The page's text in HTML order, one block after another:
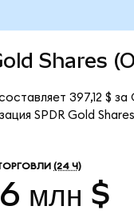
Shares
397,12 $
SPDR Gold
(24 Ч)
млн $